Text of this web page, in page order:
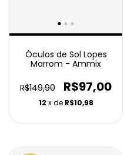
Óculos de Sol Lopes
Marrom - Ammix
R$149,90 R$97,00
12 x de R$10,98